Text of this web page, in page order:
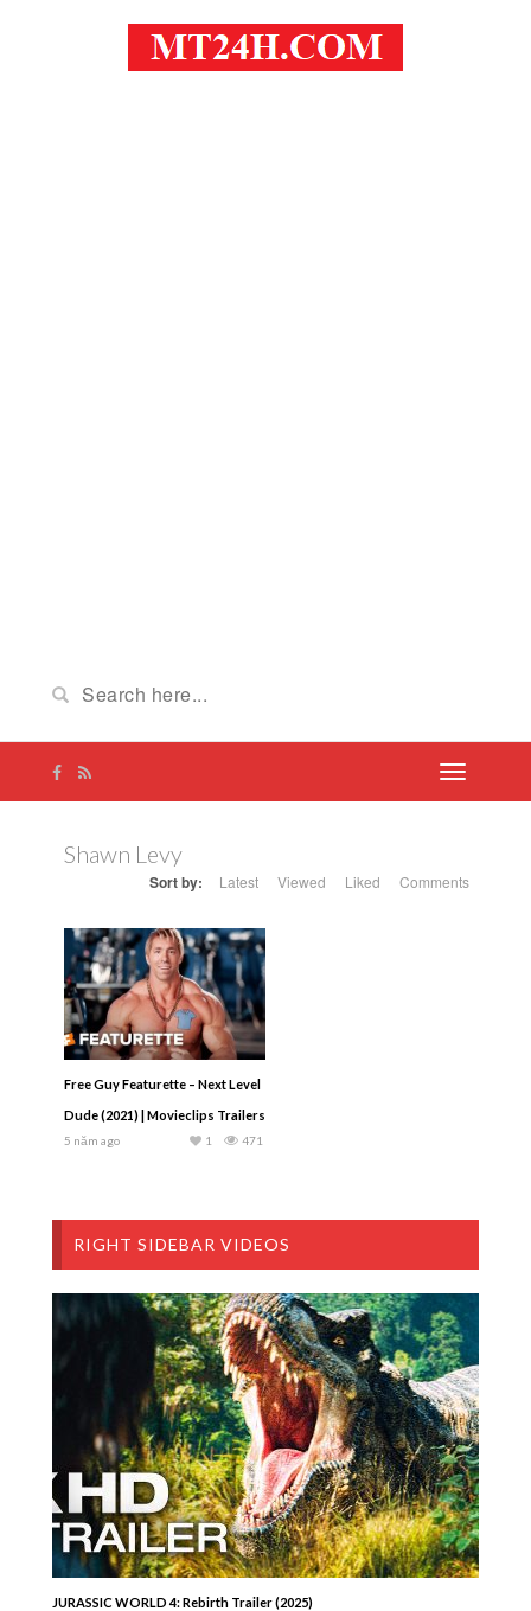
Shawn Levy
Sort by: Latest Viewed Liked Comments
Free Guy Featurette – Next Level
Dude (2021) | Movieclips Trailers
5 năm ago 471
1
RIGHT SIDEBAR VIDEOS
JURASSIC WORLD 4: Rebirth Trailer (2025)